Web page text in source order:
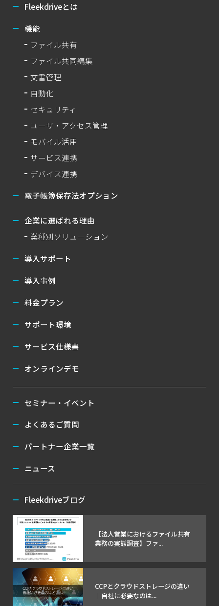
Fleekdriveとは
機能
ファイル共有
ファイル共同編集
文書管理
自動化
セキュリティ
ユーザ・アクセス管理
モバイル活用
サービス連携
デバイス連携
電子帳簿保存法オプション
企業に選ばれる理由
業種別ソリューション
導入サポート
導入事例
料金プラン
サポート環境
サービス仕様書
オンラインデモ
セミナー・イベント
よくあるご質問
パートナー企業一覧
ニュース
Fleekdriveブログ
【法人営業におけるファイル共有
業務の実態調査】ファ...
CCPとクラウドストレージの違い
｜自社に必要なのは...